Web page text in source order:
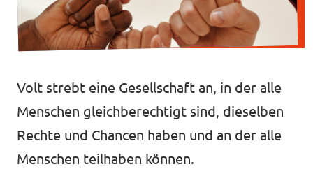
Volt Deutschland Merchandise Shop
Unsere Events
Mach bei uns mit!
Volt strebt eine Gesellschaft an, in der alle
Menschen gleichberechtigt sind, dieselben
Rechte und Chancen haben und an der alle
Menschen teilhaben können.